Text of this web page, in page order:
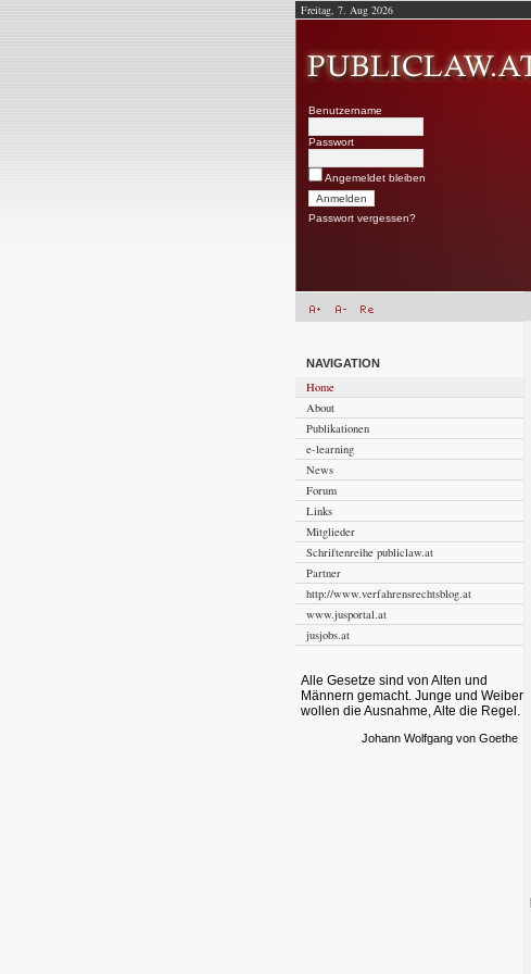
Freitag, 7. Aug 2026
Benutzername
Passwort
Angemeldet bleiben
Passwort vergessen?
NAVIGATION
Home
About
Publikationen
e-learning
News
Forum
Links
Mitglieder
Schriftenreihe publiclaw.at
Partner
http://www.verfahrensrechtsblog.at
www.jusportal.at
jusjobs.at
Alle Gesetze sind von Alten und
Männern gemacht. Junge und Weiber
wollen die Ausnahme, Alte die Regel.
Johann Wolfgang von Goethe